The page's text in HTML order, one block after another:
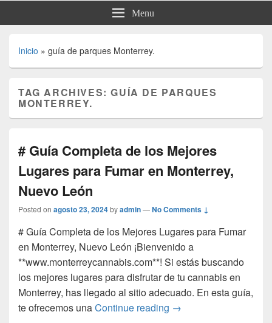
Menu
Inicio » guía de parques Monterrey.
TAG ARCHIVES:GUÍA DE PARQUES
MONTERREY.
# Guía Completa de los Mejores
Lugares para Fumar en Monterrey,
Nuevo León
Posted on agosto 23, 2024byadmin—No Comments ↓
# Guía Completa de los Mejores Lugares para Fumar
en Monterrey, Nuevo León ¡Bienvenido a
**www.monterreycannabis.com**! Si estás buscando
los mejores lugares para disfrutar de tu cannabis en
Monterrey, has llegado al sitio adecuado. En esta guía,
te ofrecemos unaContinue reading # Guía Completa de
→